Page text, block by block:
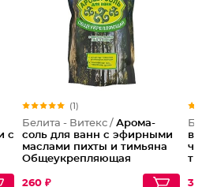
с
(1)
Белита - Витекс / Арома-
соль для ванн с эфирными
маслами пихты и тимьяна
Общеукрепляющая
260 ₽